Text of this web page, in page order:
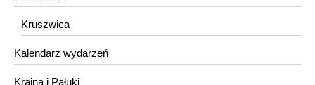
Kruszwica
Kalendarz wydarzeń
Krajna i Pałuki